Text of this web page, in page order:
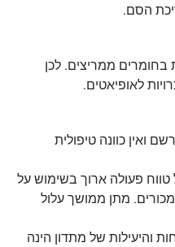
הסם.
בחומרים ממריצים. לכן
לאופיאטים.
ואין כוונה טיפולית
טווח פעולה ארוך בשימוש על
מתן ממושך עלול
והיעילות של מתדון הינה